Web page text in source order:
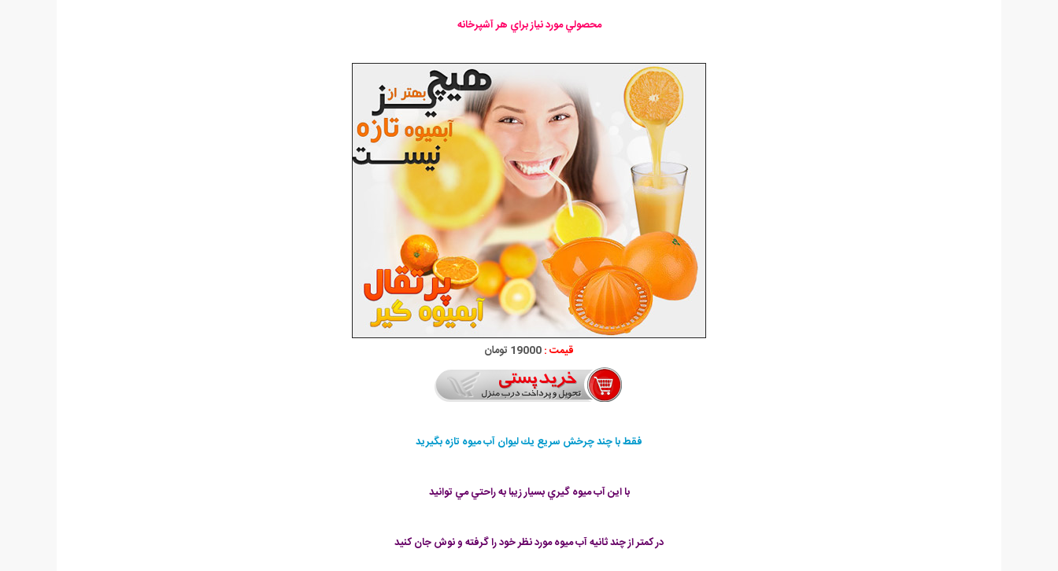
محصولي مورد نياز براي هر آشپرخانه
قیمت :19000 تومان
فقط با چند چرخش سريع يك ليوان آب ميوه تازه بگيريد
با اين آب ميوه گيري بسيار زيبا به راحتي مي توانيد
در كمتر از چند ثانيه آب ميوه مورد نظر خود را گرفته و نوش جان کنید